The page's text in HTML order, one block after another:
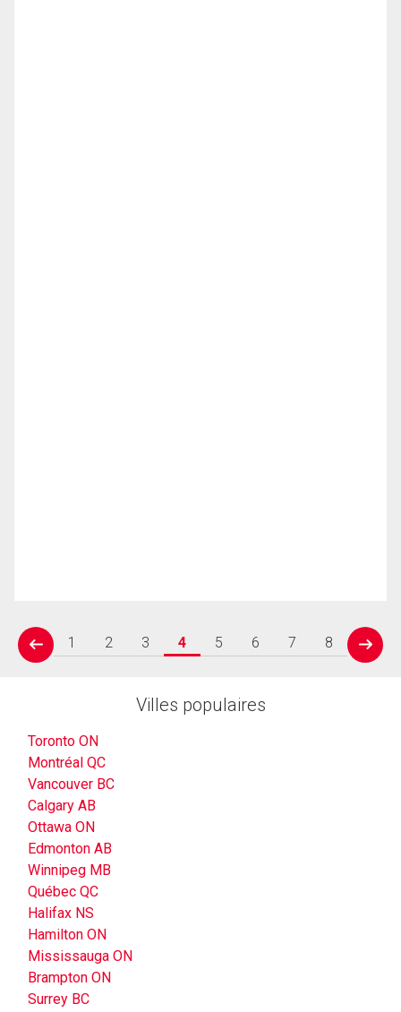
prev
1 2 3 4 5 6 7 8
next
Villes populaires
Toronto ON
Montréal QC
Vancouver BC
Calgary AB
Ottawa ON
Edmonton AB
Winnipeg MB
Québec QC
Halifax NS
Hamilton ON
Mississauga ON
Brampton ON
Surrey BC